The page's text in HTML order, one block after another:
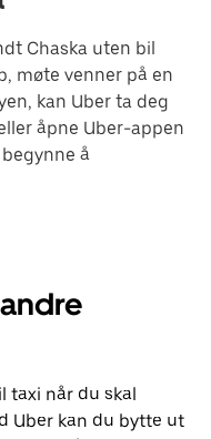
Chaska uten bil
møte venner på en
kan Uber ta deg
åpne Uber-appen
å
taxi når du skal
Uber kan du bytte ut